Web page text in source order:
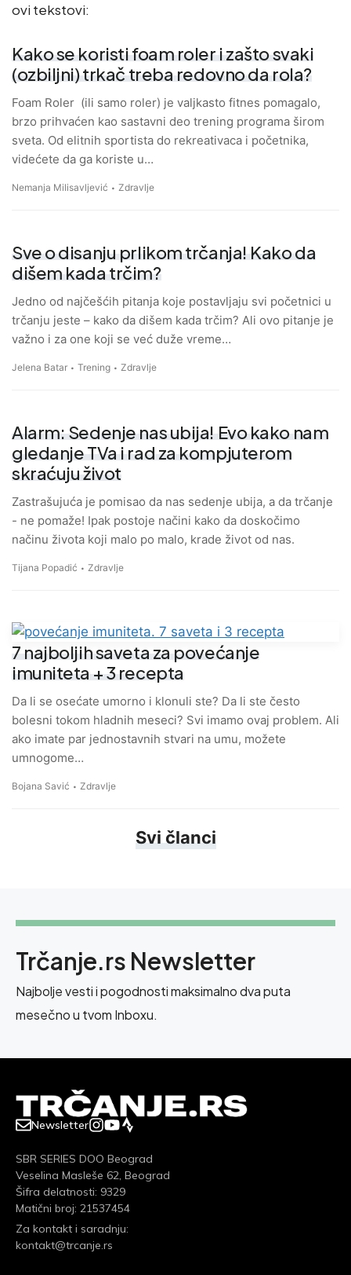
ovi tekstovi:
Kako se koristi foam roler i zašto svaki
(ozbiljni) trkač treba redovno da rola?
Foam Roler (ili samo roler) je valjkasto fitnes pomagalo,
brzo prihvaćen kao sastavni deo trening programa širom
sveta. Od elitnih sportista do rekreativaca i početnika,
videćete da ga koriste u…
Nemanja Milisavljević Zdravlje
Sve o disanju prlikom trčanja! Kako da
dišem kada trčim?
Jedno od najčešćih pitanja koje postavljaju svi početnici u
trčanju jeste – kako da dišem kada trčim? Ali ovo pitanje je
važno i za one koji se već duže vreme…
Jelena Batar Trening Zdravlje
Alarm: Sedenje nas ubija! Evo kako nam
gledanje TVa i rad za kompjuterom
skraćuju život
Zastrašujuća je pomisao da nas sedenje ubija, a da trčanje
- ne pomaže! Ipak postoje načini kako da doskočimo
načinu života koji malo po malo, krade život od nas.
Tijana Popadić Zdravlje
7 najboljih saveta za povećanje
imuniteta + 3 recepta
Da li se osećate umorno i klonuli ste? Da li ste često
bolesni tokom hladnih meseci? Svi imamo ovaj problem. Ali
ako imate par jednostavnih stvari na umu, možete
umnogome…
Bojana Savić Zdravlje
Svi članci
Trčanje.rs Newsletter
Najbolje vesti i pogodnosti maksimalno dva puta
mesečno u tvom Inboxu.
Newsletter
SBR SERIES DOO Beograd
Veselina Masleše 62, Beograd
Šifra delatnosti: 9329
Matični broj: 21537454
Za kontakt i saradnju:
kontakt@trcanje.rs